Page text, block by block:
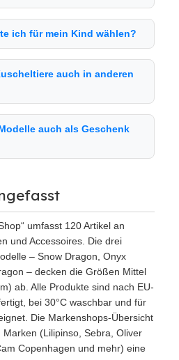
ich für mein Kind wählen?
auch in anderen
auch als Geschenk
umfasst 120 Artikel an
und Accessoires. Die drei
– Snow Dragon, Onyx
– decken die Größen Mittel
ab. Alle Produkte sind nach EU-
bei 30°C waschbar und für
Die Markenshops-Übersicht
(Lilipinso, Sebra, Oliver
Copenhagen und mehr) eine